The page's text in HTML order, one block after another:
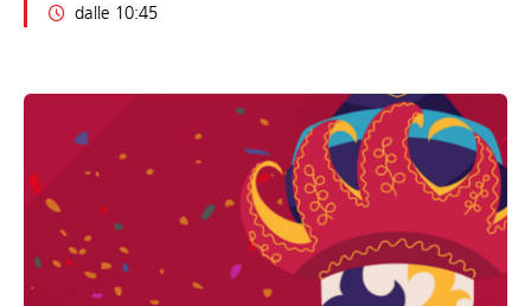
dalle 10:45